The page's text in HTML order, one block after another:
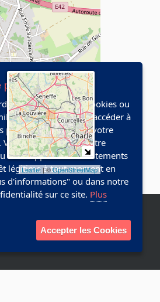
Leaflet | ©OpenStreetMap
privée
nous utilisons des cookies ou
pour stocker et accéder à
personnelles comme votre
Vous pouvez retirer votre
vous opposer aux traitements
légitime à tout moment en
d'informations" ou dans notre
sur ce site. Plus
Accepter les Cookies